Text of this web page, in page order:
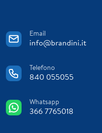
Email
info@brandini.it
Telefono
840 055055
Whatsapp
366 7765018